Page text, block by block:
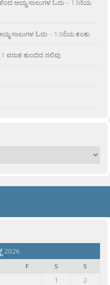
ಆಯ್ದ ಸಾಲುಗಳ ಓದು – 13ನೆಯ
ಸಾಲುಗಳ ಓದು – 13ನೆಯ ಕಂತು
ವರುಶ ತುಂಬಿದ ನಲಿವು
2026
F S
S
1
2